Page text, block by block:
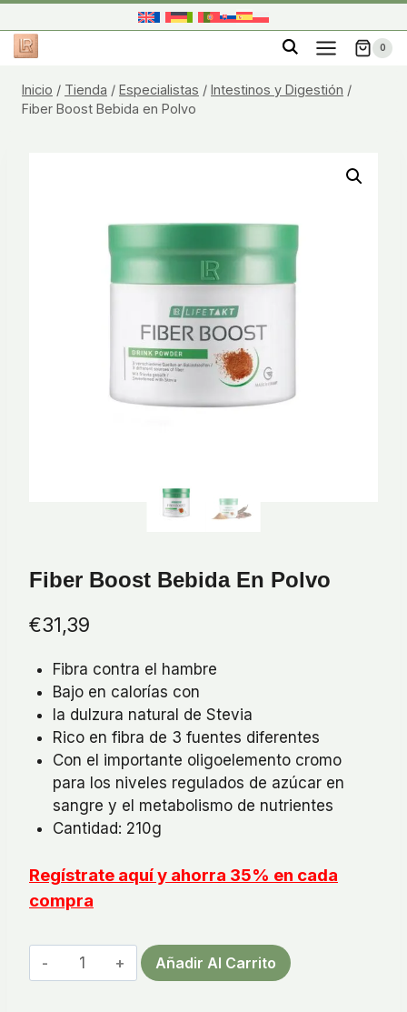
al
contenido
0
Inicio / Tienda / Especialistas / Intestinos y Digestión /
Fiber Boost Bebida en Polvo
Fiber Boost Bebida En Polvo
€31,39
Fibra contra el hambre
Bajo en calorías con
la dulzura natural de Stevia
Rico en fibra de 3 fuentes diferentes
Con el importante oligoelemento cromo
para los niveles regulados de azúcar en
sangre y el metabolismo de nutrientes
Cantidad: 210g
Regístrate aquí y ahorra 35% en cada
compra
Fiber
Boost
Añadir Al Carrito